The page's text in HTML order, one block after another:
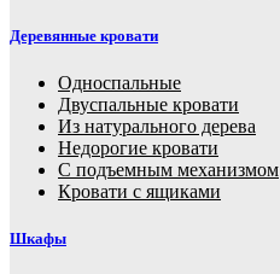
Деревянные кровати
Односпальные
Двуспальные кровати
Из натурального дерева
Недорогие кровати
С подъемным механизмом
Кровати с ящиками
Шкафы